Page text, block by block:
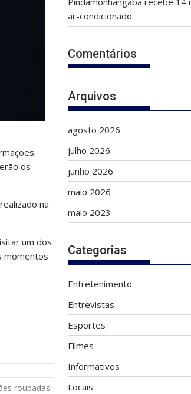
os
na
um dos
momentos
roubadas
ar-condicionado
Comentários
Arquivos
agosto 2026
julho 2026
junho 2026
maio 2026
maio 2023
Categorias
Entretenimento
Entrevistas
Esportes
Filmes
Informativos
Locais